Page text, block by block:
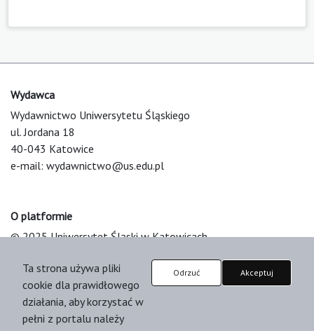
Wydawca
Wydawnictwo Uniwersytetu Śląskiego
ul. Jordana 18
40-043 Katowice
e-mail: wydawnictwo@us.edu.pl
O platformie
© 2025 Uniwersytet Śląski w Katowicach
Platform & Workflow by OJS/PKP
Ta strona używa pliki
cookie dla prawidłowego
działania, aby korzystać w
pełni z portalu należy
Odrzuć Akceptuj